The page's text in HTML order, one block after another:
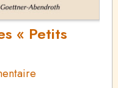
« Petits